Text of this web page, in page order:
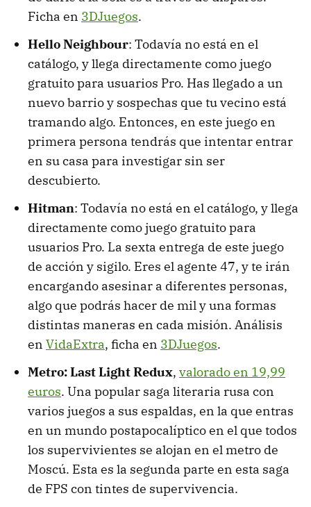
Ficha en 3DJuegos.
Hello Neighbour: Todavía no está en el
catálogo, y llega directamente como juego
gratuito para usuarios Pro. Has llegado a un
nuevo barrio y sospechas que tu vecino está
tramando algo. Entonces, en este juego en
primera persona tendrás que intentar entrar
en su casa para investigar sin ser
descubierto.
Hitman: Todavía no está en el catálogo, y llega
directamente como juego gratuito para
usuarios Pro. La sexta entrega de este juego
de acción y sigilo. Eres el agente 47, y te irán
encargando asesinar a diferentes personas,
algo que podrás hacer de mil y una formas
distintas maneras en cada misión. Análisis
en VidaExtra, ficha en 3DJuegos.
Metro: Last Light Redux, valorado en 19,99
euros. Una popular saga literaria rusa con
varios juegos a sus espaldas, en la que entras
en un mundo postapocalíptico en el que todos
los supervivientes se alojan en el metro de
Moscú. Esta es la segunda parte en esta saga
de FPS con tintes de supervivencia.